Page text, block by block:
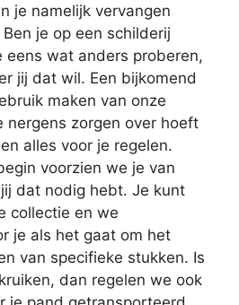
je namelijk vervangen
je op een schilderij
eens wat anders proberen,
jij dat wil. Een bijkomend
maken van onze
nergens zorgen over hoeft
alles voor je regelen.
voorzien we je van
dat nodig hebt. Je kunt
collectie en we
je als het gaat om het
van specifieke stukken. Is
dan regelen we ook